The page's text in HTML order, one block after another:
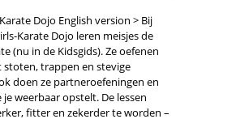
Dojo English version > Bij
Karate Dojo leren meisjes de
(nu in de Kidsgids). Ze oefenen
stoten, trappen en stevige
doen ze partneroefeningen en
je weerbaar opstelt. De lessen
fitter en zekerder te worden –